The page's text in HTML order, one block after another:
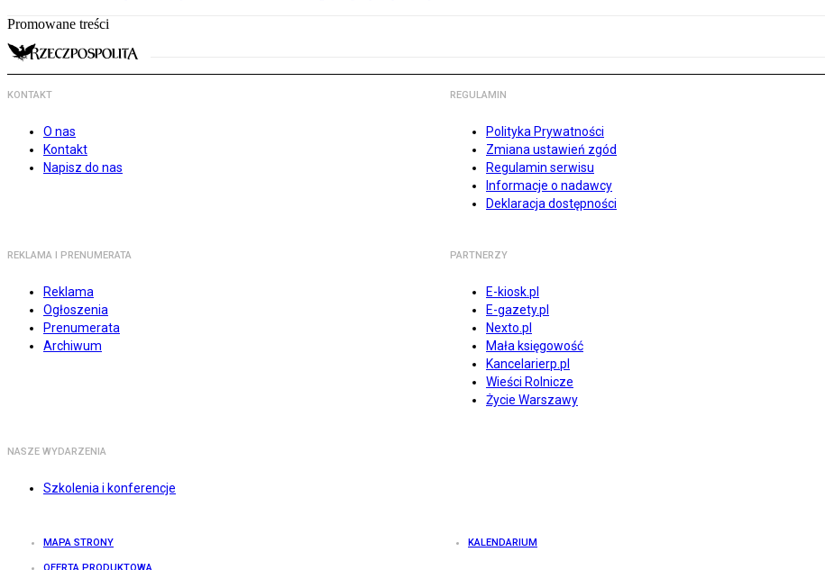
Promowane treści
KONTAKT
O nas
Kontakt
Napisz do nas
REGULAMIN
Polityka Prywatności
Zmiana ustawień zgód
Regulamin serwisu
Informacje o nadawcy
Deklaracja dostępności
REKLAMA I PRENUMERATA
Reklama
Ogłoszenia
Prenumerata
Archiwum
PARTNERZY
E-kiosk.pl
E-gazety.pl
Nexto.pl
Mała księgowość
Kancelarierp.pl
Wieści Rolnicze
Życie Warszawy
NASZE WYDARZENIA
Szkolenia i konferencje
MAPA STRONY KALENDARIUM